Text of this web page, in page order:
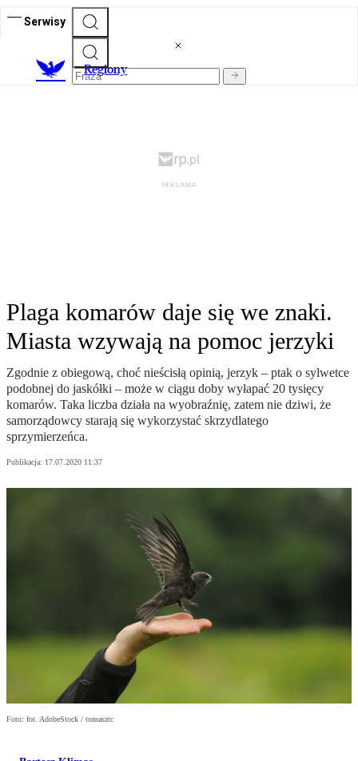
Serwisy
Regiony
Plaga komarów daje się we znaki.
Miasta wzywają na pomoc jerzyki
Zgodnie z obiegową, choć nieścisłą opinią, jerzyk – ptak o sylwetce
podobnej do jaskółki – może w ciągu doby wyłapać 20 tysięcy
komarów. Taka liczba działa na wyobraźnię, zatem nie dziwi, że
samorządowcy starają się wykorzystać skrzydlatego
sprzymierzeńca.
Publikacja: 17.07.2020 11:37
Foto: fot. AdobeStock / tomasztc